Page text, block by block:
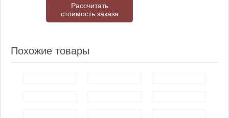
Рассчитать
стоимость заказа
Похожие товары